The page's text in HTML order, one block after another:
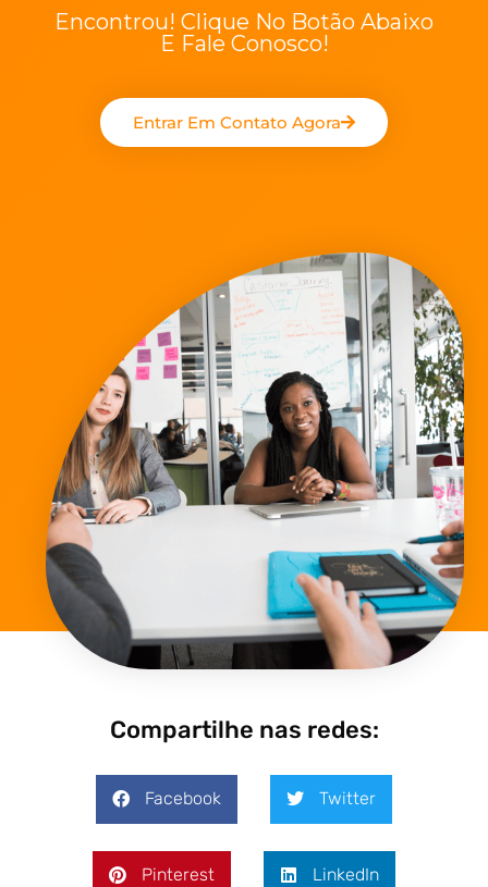
Encontrou! Clique No Botão Abaixo
E Fale Conosco!
Entrar Em Contato Agora
Compartilhe nas redes:
Facebook Twitter
Pinterest LinkedIn